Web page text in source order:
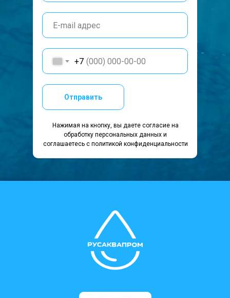
+7
Отправить
Нажимая на кнопку, вы даете согласие на
обработку персональных данных и
соглашаетесь c политикой конфиденциальности